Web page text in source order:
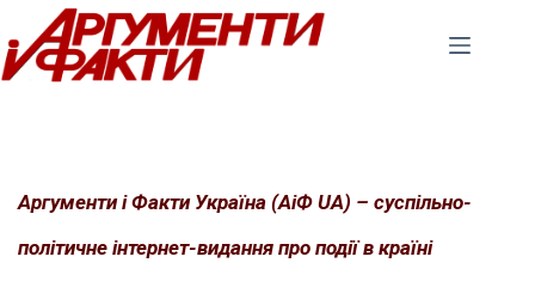
Перейти
до
вмісту
Аргументи і Факти Україна (АіФ UA) – суспільно-
політичне інтернет-видання про події в країні